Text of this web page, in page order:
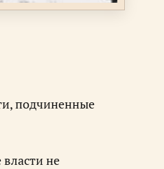
подчиненные
не